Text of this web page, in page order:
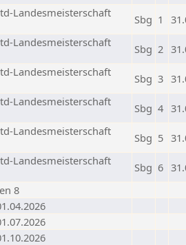
Landesmeisterschaft
Sbg 1
Landesmeisterschaft
Sbg 2
Landesmeisterschaft
Sbg 3
Landesmeisterschaft
Sbg 4
Landesmeisterschaft
Sbg 5
Landesmeisterschaft
Sbg 6
8